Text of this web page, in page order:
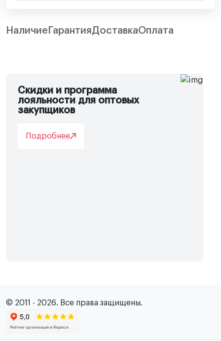
Наличие ГарантияДоставкаОплата
Скидки и программа
лояльности для оптовых
закупщиков
Подробнее
© 2011 - 2026. Все права защищены.